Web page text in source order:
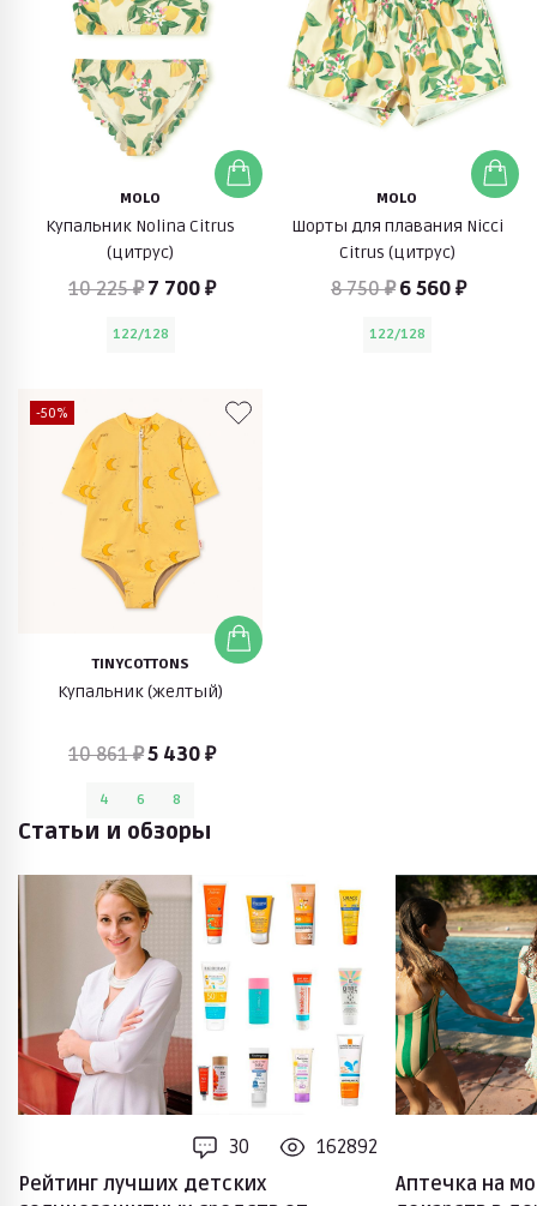
MOLO
Купальник Nolina Citrus
(цитрус)
10 225 ₽ 7 700 ₽
122/128
MOLO
Шорты для плавания Nicci
Citrus (цитрус)
8 750 ₽ 6 560 ₽
122/128
-50%
TINYCOTTONS
Купальник (желтый)
10 861 ₽5 430 ₽
4 6 8
Статьи и обзоры
30
162892
Рейтинг лучших детских
Аптечка на